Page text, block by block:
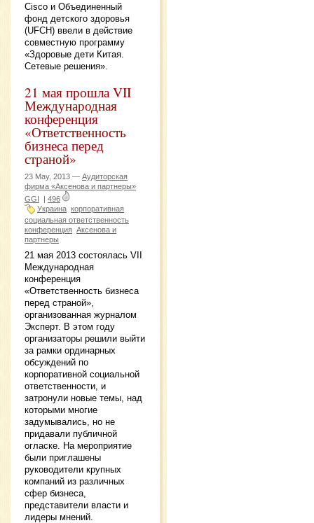
Cisco и Объединенный
фонд детского здоровья
(UFCH) ввели в действие
совместную программу
«Здоровые дети Китая.
Сетевые решения».
21 мая прошла VII
Международная
конференция
«Ответственность
бизнеса перед
страной»
23 May, 2013 — Аудиторская
фирма «Аксенова и партнеры»
GGI
496
Украина корпоративная
социальная ответственность
конференция Аксенова и
партнеры
21 мая 2013 состоялась VII
Международная
конференция
«Ответственность бизнеса
перед страной»,
организованная журналом
Эксперт. В этом году
организаторы решили выйти
за рамки ординарных
обсуждений по
корпоративной социальной
ответственности, и
затронули новые темы, над
которыми многие
задумывались, но не
придавали публичной
огласке. На мероприятие
были приглашены
руководители крупных
компаний из различных
сфер бизнеса,
представители власти и
лидеры мнений.